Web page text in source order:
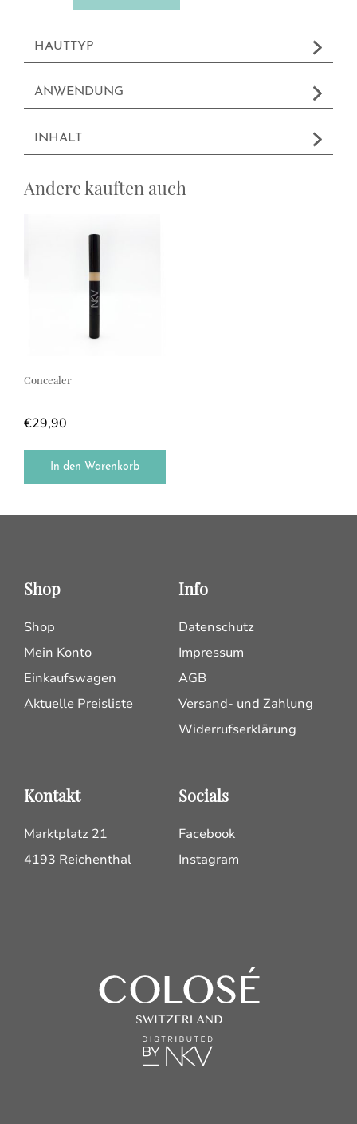
HAUTTYP
ANWENDUNG
INHALT
Andere kauften auch
Concealer
€29,90
In den Warenkorb
Shop
Shop
Mein Konto
Einkaufswagen
Aktuelle Preisliste
Info
Datenschutz
Impressum
AGB
Versand- und Zahlung
Widerrufserklärung
Kontakt
Marktplatz 21
4193 Reichenthal
Socials
Facebook
Instagram